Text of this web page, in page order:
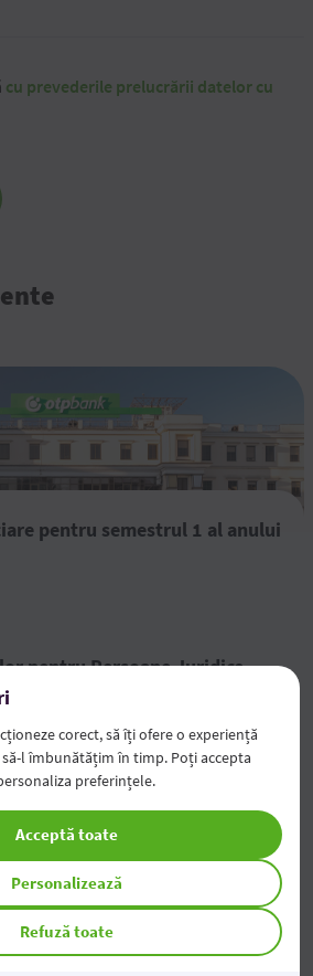
cu prevederile prelucrării datelor cu
pentru semestrul 1 al anului
pentru Persoane Juridice
valoare
corect, să îți ofere o experiență
l îmbunătățim în timp. Poți accepta
preferințele.
Refuză toate
Personalizează
Acceptă toate